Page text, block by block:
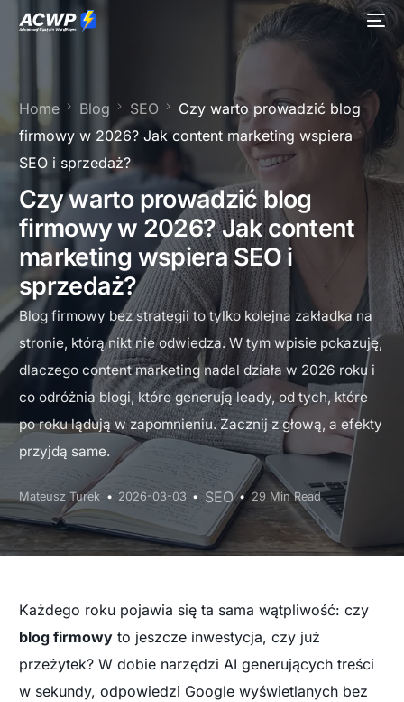
Home Blog SEO
Czy warto prowadzić blog
firmowy w 2026? Jak content marketing wspiera
SEO i sprzedaż?
Czy warto prowadzić blog
firmowy w 2026? Jak content
marketing wspiera SEO i
sprzedaż?
Blog firmowy bez strategii to tylko kolejna zakładka na
stronie, którą nikt nie odwiedza. W tym wpisie pokazuję,
dlaczego content marketing nadal działa w 2026 roku i
co odróżnia blogi, które generują leady, od tych, które
po roku lądują w zapomnieniu. Zacznij z głową, a efekty
przyjdą same.
Mateusz Turek 2026-03-03 SEO 29 Min Read
Każdego roku pojawia się ta sama wątpliwość: czy
blog firmowy to jeszcze inwestycja, czy już
przeżytek? W dobie narzędzi AI generujących treści
w sekundy, odpowiedzi Google wyświetlanych bez